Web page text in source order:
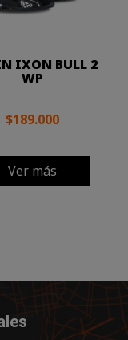
IXON BULL 2
WP
$189.000
Ver más